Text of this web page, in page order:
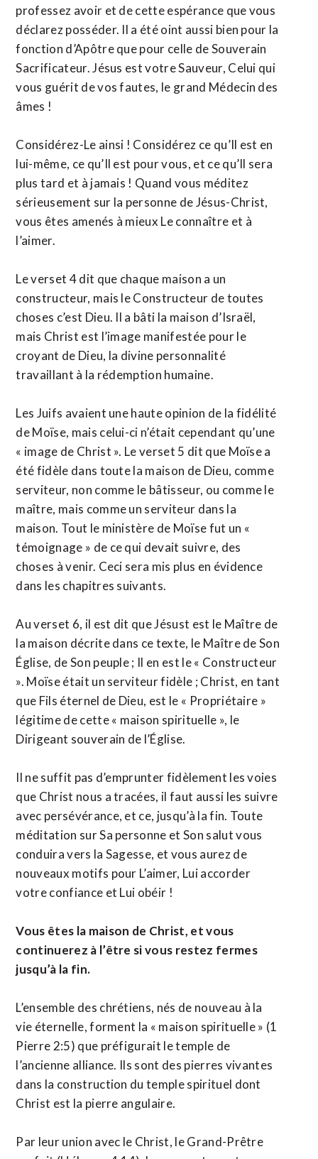
professez avoir et de cette espérance que vous
déclarez posséder. Il a été oint aussi bien pour la
fonction d’Apôtre que pour celle de Souverain
Sacrificateur. Jésus est votre Sauveur, Celui qui
vous guérit de vos fautes, le grand Médecin des
âmes !
Considérez-Le ainsi ! Considérez ce qu’Il est en
lui-même, ce qu’Il est pour vous, et ce qu’Il sera
plus tard et à jamais ! Quand vous méditez
sérieusement sur la personne de Jésus-Christ,
vous êtes amenés à mieux Le connaître et à
l’aimer.
Le verset 4 dit que chaque maison a un
constructeur, mais le Constructeur de toutes
choses c’est Dieu. Il a bâti la maison d’Israël,
mais Christ est l’image manifestée pour le
croyant de Dieu, la divine personnalité
travaillant à la rédemption humaine.
Les Juifs avaient une haute opinion de la fidélité
de Moïse, mais celui-ci n’était cependant qu’une
« image de Christ ». Le verset 5 dit que Moïse a
été fidèle dans toute la maison de Dieu, comme
serviteur, non comme le bâtisseur, ou comme le
maître, mais comme un serviteur dans la
maison. Tout le ministère de Moïse fut un «
témoignage » de ce qui devait suivre, des
choses à venir. Ceci sera mis plus en évidence
dans les chapitres suivants.
Au verset 6, il est dit que Jésust est le Maître de
la maison décrite dans ce texte, le Maître de Son
Église, de Son peuple ; Il en est le « Constructeur
». Moïse était un serviteur fidèle ; Christ, en tant
que Fils éternel de Dieu, est le « Propriétaire »
légitime de cette « maison spirituelle », le
Dirigeant souverain de l’Église.
Il ne suffit pas d’emprunter fidèlement les voies
que Christ nous a tracées, il faut aussi les suivre
avec persévérance, et ce, jusqu’à la fin. Toute
méditation sur Sa personne et Son salut vous
conduira vers la Sagesse, et vous aurez de
nouveaux motifs pour L’aimer, Lui accorder
votre confiance et Lui obéir !
Vous êtes la maison de Christ, et vous
continuerez à l’être si vous restez fermes
jusqu’à la fin.
L’ensemble des chrétiens, nés de nouveau à la
vie éternelle, forment la « maison spirituelle » (1
Pierre 2:5) que préfigurait le temple de
l’ancienne alliance. Ils sont des pierres vivantes
dans la construction du temple spirituel dont
Christ est la pierre angulaire.
Par leur union avec le Christ, le Grand-Prêtre